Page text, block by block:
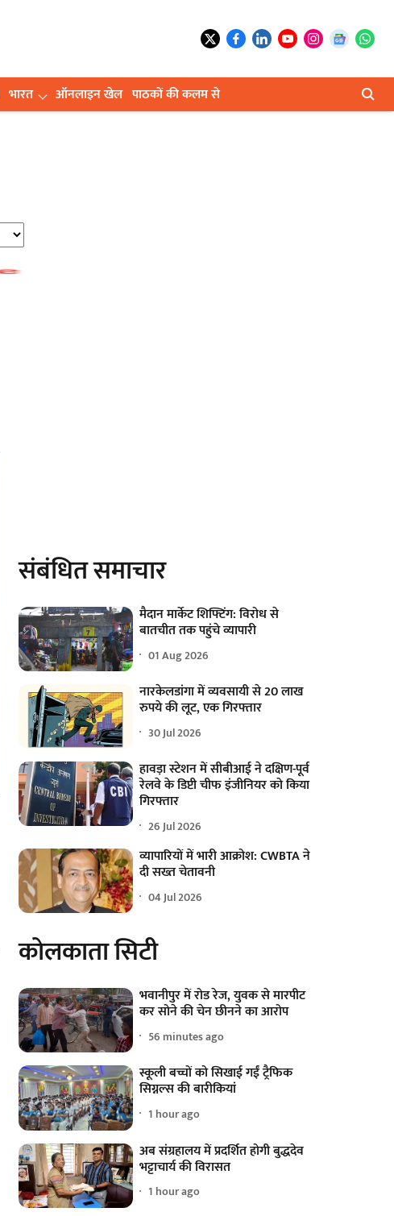
भारत ऑनलाइन खेल पाठकों की कलम से
संबंधित समाचार
मैदान मार्केट शिफ्टिंग: विरोध से
बातचीत तक पहुंचे व्यापारी
01 Aug 2026
नारकेलडांगा में व्यवसायी से 20 लाख
रुपये की लूट, एक गिरफ्तार
30 Jul 2026
हावड़ा स्टेशन में सीबीआई ने दक्षिण-पूर्व
रेलवे के डिप्टी चीफ इंजीनियर को किया
गिरफ्तार
26 Jul 2026
व्यापारियों में भारी आक्रोश: CWBTA ने
दी सख्त चेतावनी
04 Jul 2026
कोलकाता सिटी
भवानीपुर में रोड रेज, युवक से मारपीट
कर सोने की चेन छीनने का आरोप
56 minutes ago
स्कूली बच्चों को सिखाई गईं ट्रैफिक
सिग्नल्स की बारीकियां
1 hour ago
अब संग्रहालय में प्रदर्शित होगी बुद्धदेव
भट्टाचार्य की विरासत
1 hour ago